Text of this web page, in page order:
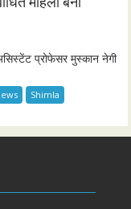
प्रोफेसर मुस्कान नेगी
Shimla